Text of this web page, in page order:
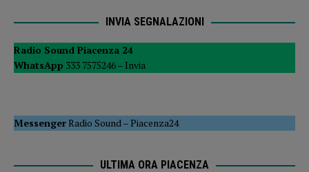
INVIA SEGNALAZIONI
Radio Sound Piacenza 24
WhatsApp 333 7575246 – Invia
MessengerRadio Sound –Piacenza24
ULTIMA ORA PIACENZA